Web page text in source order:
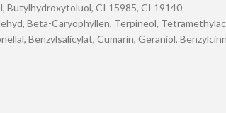
Butylhydroxytoluol, CI 15985, CI 19140
Beta-Caryophyllen, Terpineol,
Benzylsalicylat, Cumarin, Geraniol,